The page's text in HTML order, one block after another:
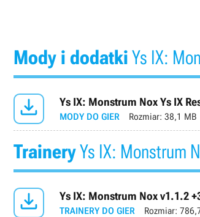
Mody i dodatkiYs IX:
 Ys IX: Monstrum Nox Ys IX
MODY DO GIER Rozmiar: 38,1 MB
TraineryYs IX: Monstrum
 Ys IX: Monstrum Nox v1.1.2
TRAINERY DO GIER Rozmiar: